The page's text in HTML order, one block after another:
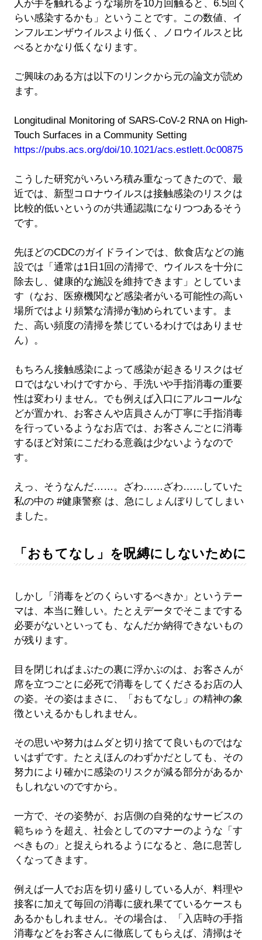
人が手を触れるような場所を10万回触ると、6.5回く
らい感染するかも」ということです。この数値、イ
ンフルエンザウイルスより低く、ノロウイルスと比
べるとかなり低くなります。
ご興味のある方は以下のリンクから元の論文が読め
ます。
Longitudinal Monitoring of SARS-CoV-2 RNA on High-
Touch Surfaces in a Community Setting
https://pubs.acs.org/doi/10.1021/acs.estlett.0c00875
こうした研究がいろいろ積み重なってきたので、最
近では、新型コロナウイルスは接触感染のリスクは
比較的低いというのが共通認識になりつつあるそう
です。
先ほどのCDCのガイドラインでは、飲食店などの施
設では「通常は1日1回の清掃で、ウイルスを十分に
除去し、健康的な施設を維持できます」としていま
す（なお、医療機関など感染者がいる可能性の高い
場所ではより頻繁な清掃が勧められています。ま
た、高い頻度の清掃を禁じているわけではありませ
ん）。
もちろん接触感染によって感染が起きるリスクはゼ
ロではないわけですから、手洗いや手指消毒の重要
性は変わりません。でも例えば入口にアルコールな
どが置かれ、お客さんや店員さんが丁寧に手指消毒
を行っているようなお店では、お客さんごとに消毒
するほど対策にこだわる意義は少ないようなので
す。
えっ、そうなんだ……。ざわ……ざわ……していた
私の中の #健康警察 は、急にしょんぼりしてしまい
ました。
「おもてなし」を呪縛にしないために
しかし「消毒をどのくらいするべきか」というテー
マは、本当に難しい。たとえデータでそこまでする
必要がないといっても、なんだか納得できないもの
が残ります。
目を閉じればまぶたの裏に浮かぶのは、お客さんが
席を立つごとに必死で消毒をしてくださるお店の人
の姿。その姿はまさに、「おもてなし」の精神の象
徴といえるかもしれません。
その思いや努力はムダと切り捨てて良いものではな
いはずです。たとえほんのわずかだとしても、その
努力により確かに感染のリスクが減る部分があるか
もしれないのですから。
一方で、その姿勢が、お店側の自発的なサービスの
範ちゅうを超え、社会としてのマナーのような「す
べきもの」と捉えられるようになると、急に息苦し
くなってきます。
例えば一人でお店を切り盛りしている人が、料理や
接客に加えて毎回の消毒に疲れ果てているケースも
あるかもしれません。その場合は、「入店時の手指
消毒などをお客さんに徹底してもらえば、清掃はそ